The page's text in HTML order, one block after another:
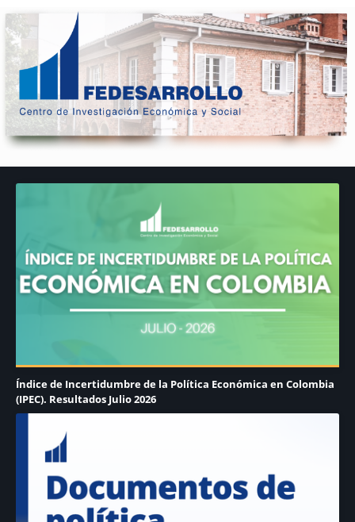
Índice de Incertidumbre de la Política Económica en Colombia
(IPEC). Resultados Julio 2026